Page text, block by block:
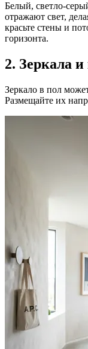
Белый, светло-
отражают свет,
красьте стены и
горизонта.
2. Зеркала и
Зеркало в пол
Размещайте их